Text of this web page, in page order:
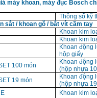
máy khoan, máy đục Bosch
Thông số kỹ
sắt / khoan gỗ / bắt vít cầm tay
Khoan kim
Khoan kim
Khoan động
hộp giấy
100 món
Khoan động
(hộp nhựa
19 món
Khoan động
(hộp nhựa
Khoan kim